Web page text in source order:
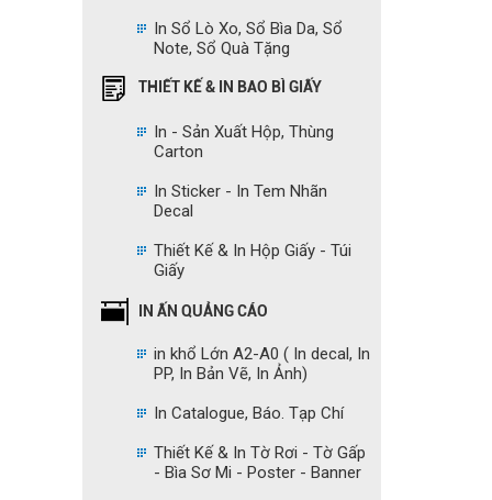
In Sổ Lò Xo, Sổ Bìa Da, Sổ
Note, Sổ Quà Tặng
THIẾT KẾ & IN BAO BÌ GIẤY
In - Sản Xuất Hộp, Thùng
Carton
In Sticker - In Tem Nhãn
Decal
Thiết Kế & In Hộp Giấy - Túi
Giấy
IN ẤN QUẢNG CÁO
in khổ Lớn A2-A0 ( In decal, In
PP, In Bản Vẽ, In Ảnh)
In Catalogue, Báo. Tạp Chí
Thiết Kế & In Tờ Rơi - Tờ Gấp
- Bìa Sơ Mi - Poster - Banner